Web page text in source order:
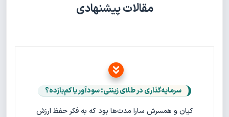
مقالات پیشنهادی
سرمایه‌گذاری در طلای زینتی: سودآور یا کم‌بازده؟
کیان و همسرش سارا مدت‌ها بود که به فکر حفظ ارزش